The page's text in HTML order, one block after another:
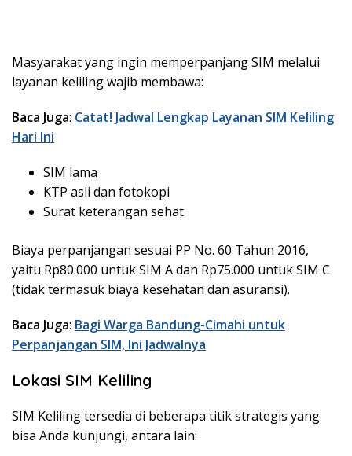
Masyarakat yang ingin memperpanjang SIM melalui
layanan keliling wajib membawa:
Baca Juga: Catat! Jadwal Lengkap Layanan SIM Keliling
Hari Ini
SIM lama
KTP asli dan fotokopi
Surat keterangan sehat
Biaya perpanjangan sesuai PP No. 60 Tahun 2016,
yaitu Rp80.000 untuk SIM A dan Rp75.000 untuk SIM C
(tidak termasuk biaya kesehatan dan asuransi).
Baca Juga: Bagi Warga Bandung-Cimahi untuk
Perpanjangan SIM, Ini Jadwalnya
Lokasi SIM Keliling
SIM Keliling tersedia di beberapa titik strategis yang
bisa Anda kunjungi, antara lain: